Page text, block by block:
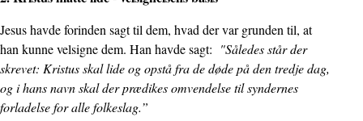
Jesus havde forinden sagt til dem, hvad der var grunden til, at
han kunne velsigne dem. Han havde sagt: "Således står der
skrevet: Kristus skal lide og opstå fra de døde på den tredje dag,
og i hans navn skal der prædikes omvendelse til syndernes
forladelse for alle folkeslag.”